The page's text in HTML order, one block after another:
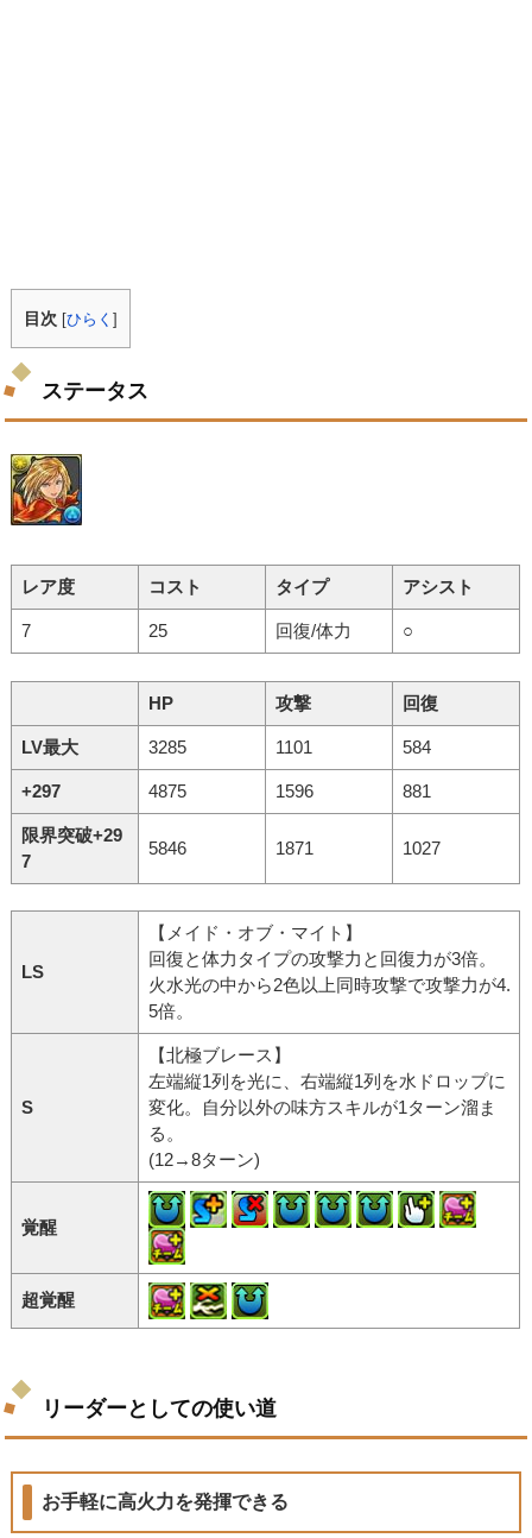
目次 [ひらく]
ステータス
レア度 コスト タイプ アシスト
7 25 回復/体力 ○
HP 攻撃 回復
LV最大 3285 1101 584
+297 4875 1596 881
限界突破+29
7
5846 1871 1027
LS
【メイド・オブ・マイト】
回復と体力タイプの攻撃力と回復力が3倍。
火水光の中から2色以上同時攻撃で攻撃力が4.
5倍。
S
【北極ブレース】
左端縦1列を光に、右端縦1列を水ドロップに
変化。自分以外の味方スキルが1ターン溜ま
る。
(12→8ターン)
覚醒
超覚醒
リーダーとしての使い道
お手軽に高火力を発揮できる